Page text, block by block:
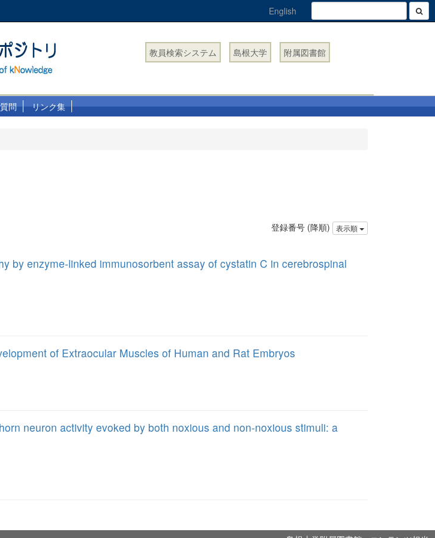
English
教員検索システム 島根大学 附属図書館
問 リンク集
登録番号 (降順) 表示順
by enzyme-linked immunosorbent assay of cystatin C in cerebrospinal
of Extraocular Muscles of Human and Rat Embryos
neuron activity evoked by both noxious and non-noxious stimuli: a